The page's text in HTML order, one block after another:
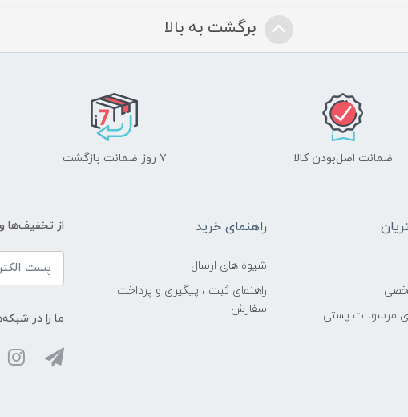
برگشت به بالا
ضمانت اصل‌بودن کالا ۷ روز ضمانت بازگشت
مرسولات پستی
راهنمای خرید
شیوه های ارسال
راهنمای ثبت ، پیگیری و پرداخت
سفارش
از تخفیف‌ها
ما را در